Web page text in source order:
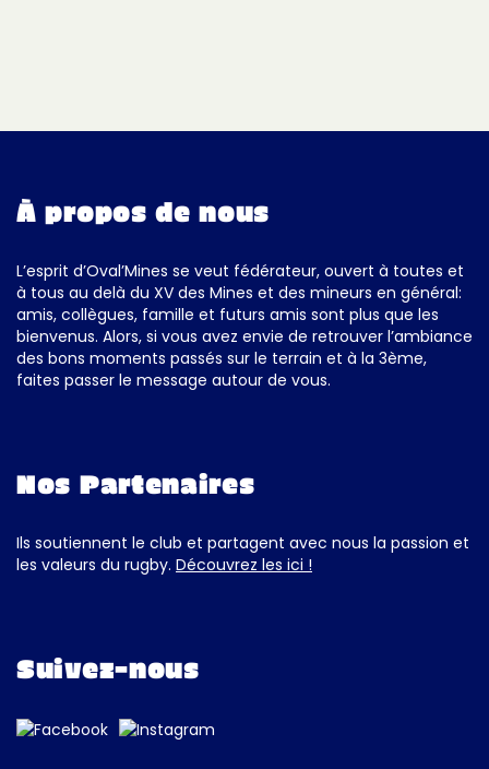
À propos de nous
L’esprit d’Oval’Mines se veut fédérateur, ouvert à toutes et
à tous au delà du XV des Mines et des mineurs en général:
amis, collègues, famille et futurs amis sont plus que les
bienvenus. Alors, si vous avez envie de retrouver l’ambiance
des bons moments passés sur le terrain et à la 3ème,
faites passer le message autour de vous.
Nos Partenaires
Ils soutiennent le club et partagent avec nous la passion et
les valeurs du rugby. Découvrez les ici !
Suivez-nous